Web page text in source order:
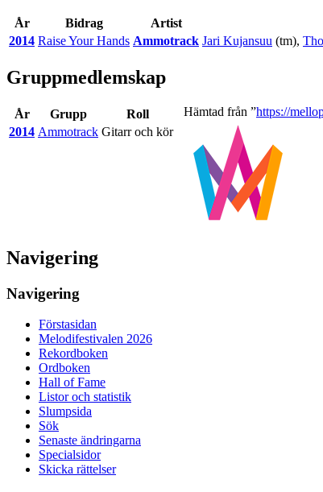
År Bidrag Artist
2014 Raise Your Hands Ammotrack Jari Kujansuu (tm),
Gruppmedlemskap
År Grupp
Roll
2014 Ammotrack Gitarr och kör
Hämtad från ”https://
Navigering
Navigering
Förstasidan
Melodifestivalen 2026
Rekordboken
Ordboken
Hall of Fame
Listor och statistik
Slumpsida
Sök
Senaste ändringarna
Specialsidor
Skicka rättelser